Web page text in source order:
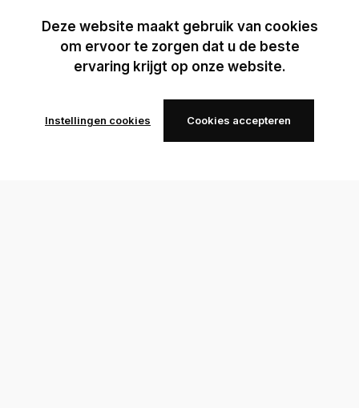
Deze website maakt gebruik van cookies
om ervoor te zorgen dat u de beste
ervaring krijgt op onze website.
Instellingen cookies Cookies accepteren